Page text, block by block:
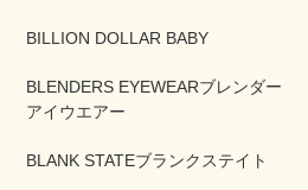
BILLION DOLLAR BABY
BLENDERS EYEWEARブレンダー
アイウエアー
BLANK STATEブランクステイト